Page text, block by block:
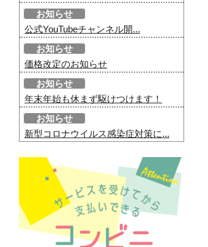
お知らせ
公式YouTubeチャンネル開...
お知らせ
価格改定のお知らせ
お知らせ
年末年始も休まず駆けつけます！
お知らせ
新型コロナウイルス感染症対策に...